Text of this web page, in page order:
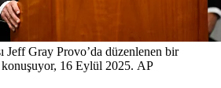
Jeff Gray Provo’da düzenlenen bir
konuşuyor, 16 Eylül 2025. AP